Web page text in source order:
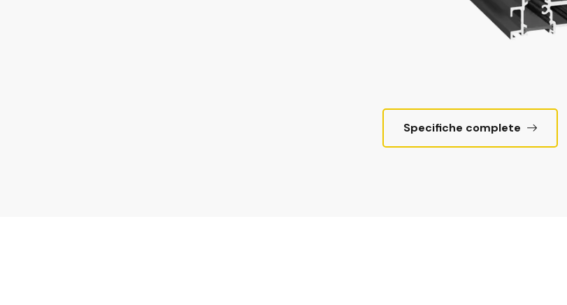
Specifiche complete